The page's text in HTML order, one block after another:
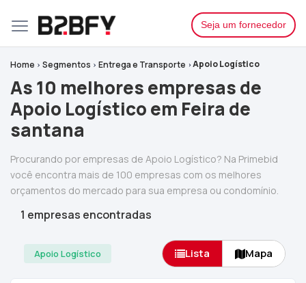
Seja um fornecedor
Home Segmentos Entrega e Transporte Apoio Logístico
As 10 melhores empresas de
Apoio Logístico em Feira de
santana
Procurando por empresas de Apoio Logístico? Na Primebid
você encontra mais de 100 empresas com os melhores
orçamentos do mercado para sua empresa ou condomínio.
1 empresas encontradas
Apoio Logístico Lista Mapa